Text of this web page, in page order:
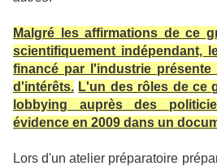
Malgré les affirmations de ce
scientifiquement indépendant,
financé par l'industrie
d'intérêts. L'un des rôles de ce
lobbying auprès des
évidence en 2009 dans un
Lors d'un atelier préparatoire